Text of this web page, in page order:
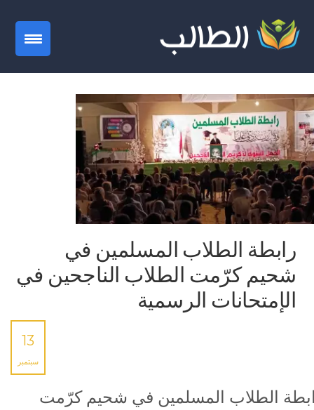
رابطة الطلاب المسلمين في
شحيم كرّمت الطلاب الناجحين في
الإمتحانات الرسمية
13
سبتمبر
الطلاب المسلمين في شحيم كرّمت